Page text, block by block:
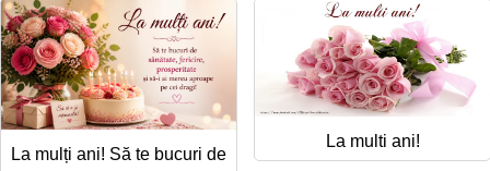
La mulți ani! Să te bucuri de
La multi ani!